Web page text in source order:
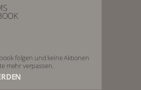
folgen und keine Aktionen
mehr verpassen.